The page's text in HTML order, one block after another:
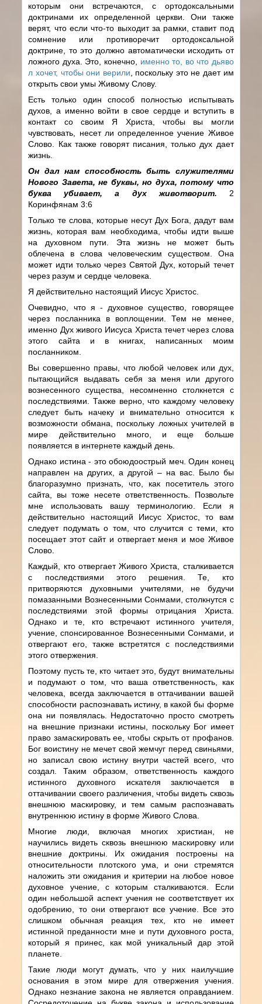
которым они встречаются, с ортодоксальными
доктринами их определенной церкви. Они также
верят, что если что-то выходит за рамки, ставит под
сомнение или противоречит ортодоксальной
доктрине, то это должно автоматически исходить от
ложного духа. Это, конечно, именно то, во что дьяво
л хочет, чтобы они верили , поскольку это не дает им
открыть свои умы Живому Слову.
Есть только один способ полностью испытывать
духов, а именно войти в свое сердце и вступить в
контакт со своим Я Христа, чтобы вы могли
чувствовать, несет ли определенное учение Живое
Слово. Как также говорят писания, только дух дает
жизнь.
Он дал нам способность быть служителями
Нового Завета, не буквы, но духа, потому что
буква убивает, а дух животворит. 2
Коринфянам 3:6
Только те слова, которые несут Дух Бога, дадут вам
жизнь, которая вам необходима, чтобы идти выше
на духовном пути. Эта жизнь не может быть
облечена в слова человеческим существом. Она
может идти только через Святой Дух, который течет
через разум и сердце человека.
Я действительно настоящий Иисус Христос.
Очевидно, что я - духовное существо, говорящее
через посланника в воплощении. Тем не менее,
именно Дух живого Иисуса Христа течет через слова
этого сайта и в книгах, написанных моим
посланником.
Вы совершенно правы, что любой человек или дух,
пытающийся выдавать себя за меня или другого
вознесенного существа, несомненно столкнется с
последствиями. Также верно, что каждому человеку
следует быть начеку и внимательно относится к
возможности обмана, поскольку ложных учителей в
мире действительно много, и еще больше
появляется в интернете каждый день.
Однако истина - это обоюдоострый меч. Один конец
направлен на других, а другой – на вас. Было бы
благоразумно признать, что, как посетитель этого
сайта, вы тоже несете ответственность. Позвольте
мне использовать вашу терминологию. Если я
действительно настоящий Иисус Христос, то вам
следует подумать о том, что случится с теми, кто
посещает этот сайт и отвергает меня и мое Живое
Слово.
Каждый, кто отвергает Живого Христа, сталкивается
с последствиями этого решения. Те, кто
притворяются духовными учителями, не будучи
помазанными Вознесенными Сонмами, столкнутся с
последствиями этой формы отрицания Христа.
Однако и те, кто встречают истинного учителя,
учение, спонсированное Вознесенными Сонмами, и
отвергают его, также встретятся с последствиями
этого отвержения.
Поэтому пусть те, кто читает это, будут внимательны
и подумают о том, что ваша ответственность, как
человека, всегда заключается в оттачивании вашей
способности распознавать истину, в какой бы форме
она ни появлялась. Недостаточно просто смотреть
на внешние признаки истины, поскольку Бог имеет
право замаскировать ее, чтобы скрыть от профанов.
Бог воистину не мечет свой жемчуг перед свиньями,
но записал свою истину внутри частей всего, что
создал. Таким образом, ответственность каждого
истинного духовного искателя заключается в
оттачивании своего различения, чтобы видеть сквозь
внешнюю маскировку, и тем самым распознавать
внутреннюю истину в форме Живого Слова.
Многие люди, включая многих христиан, не
научились видеть сквозь внешнюю маскировку или
внешние доктрины. Их ожидания построены на
относительности плотского ума, и они стремятся
наложить эти ожидания и критерии на любое новое
духовное учение, с которым сталкиваются. Если
один небольшой аспект учения не соответствует их
одобрению, то они отвергают все учение. Все это
слишком обычная реакция тех, кто не имеет
истинной преданности мне и пути духовного роста,
который я принес, как мой уникальный дар этой
планете.
Такие люди могут думать, что у них наилучшие
основания в этом мире для отвержения учения.
Однако незнание закона не является оправданием.